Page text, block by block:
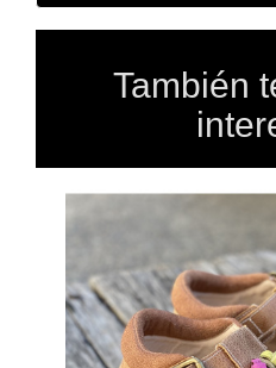
También